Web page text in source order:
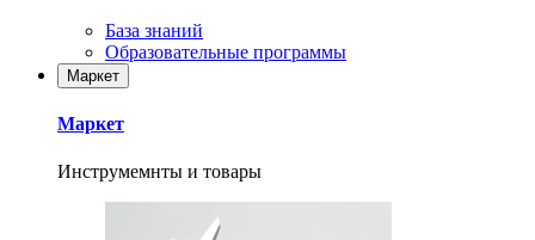
База знаний
Образовательные программы
Маркет
Маркет
Инструмемнты и товары